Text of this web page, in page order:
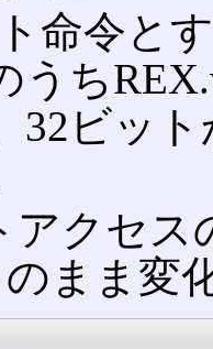
ト命令と
うち
32ビッ
アクセス
まま変